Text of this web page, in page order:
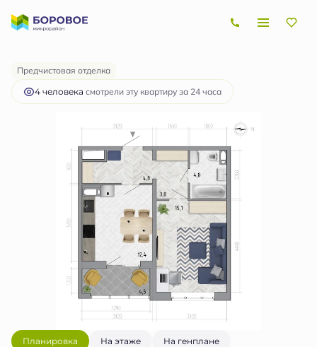
1-комнатная42.4 м 5 023 153 руб.
Ипотекаот 15 012 руб.
Предчистовая отделка
4 человекa смотрели эту квартиру за 24 часа
Планировка На этаже На генплане